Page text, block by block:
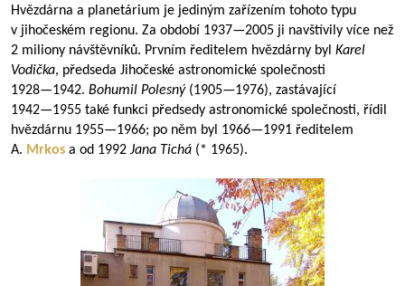
Hvězdárna a planetárium je jediným zařízením tohoto typu
v jihočeském regionu. Za období 1937—2005 ji navštívily více než
2 miliony návštěvníků. Prvním ředitelem hvězdárny byl Karel
Vodička, předseda Jihočeské astronomické společnosti
1928—1942. Bohumil Polesný(1905—1976), zastávající
1942—1955 také funkci předsedy astronomické společnosti, řídil
hvězdárnu 1955—1966; po něm byl 1966—1991 ředitelem
A. Mrkos a od 1992 Jana Tichá (* 1965).